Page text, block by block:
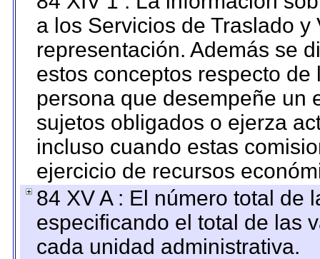
a los Servicios de Traslado
representación. Además se
estos conceptos respecto
persona que desempeñe un
sujetos obligados o ejerza
incluso cuando estas
ejercicio de recursos
84 XV A : El número total de
especificando el total de las
cada unidad administrativa.